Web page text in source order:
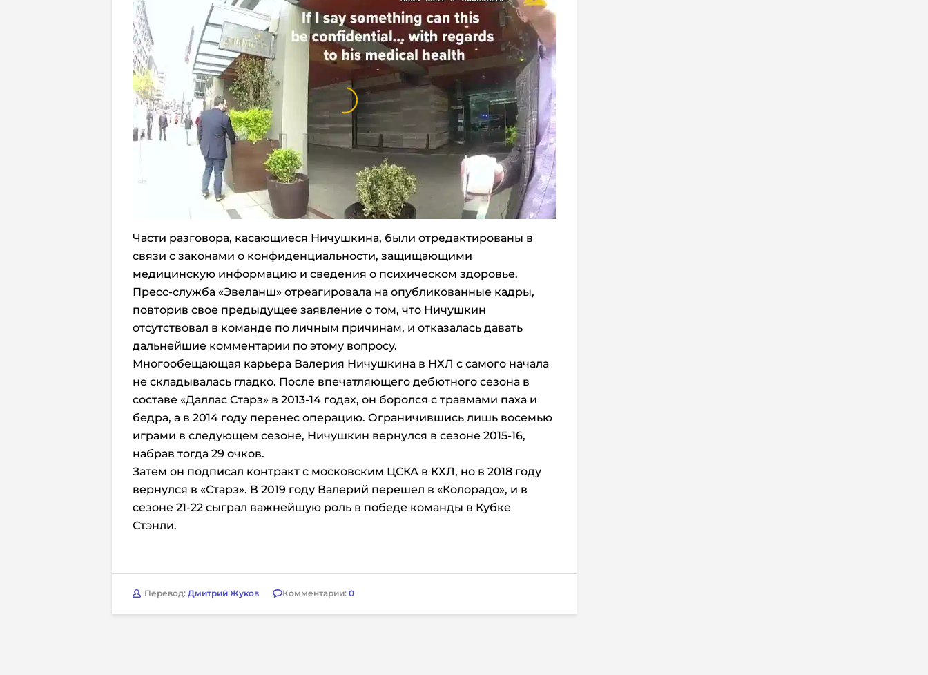
Части разговора, касающиеся Ничушкина, были отредактированы в
связи с законами о конфиденциальности, защищающими
медицинскую информацию и сведения о психическом здоровье.
Пресс-служба «Эвеланш» отреагировала на опубликованные кадры,
повторив свое предыдущее заявление о том, что Ничушкин
отсутствовал в команде по личным причинам, и отказалась давать
дальнейшие комментарии по этому вопросу.
Многообещающая карьера Валерия Ничушкина в НХЛ с самого начала
не складывалась гладко. После впечатляющего дебютного сезона в
составе «Даллас Старз» в 2013-14 годах, он боролся с травмами паха и
бедра, а в 2014 году перенес операцию. Ограничившись лишь восемью
играми в следующем сезоне, Ничушкин вернулся в сезоне 2015-16,
набрав тогда 29 очков.
Затем он подписал контракт с московским ЦСКА в КХЛ, но в 2018 году
вернулся в «Старз». В 2019 году Валерий перешел в «Колорадо», и в
сезоне 21-22 сыграл важнейшую роль в победе команды в Кубке
Стэнли.
Перевод: Дмитрий Жуков Комментарии: 0